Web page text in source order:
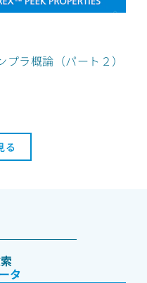
ラ概論（パート２）
る
ート